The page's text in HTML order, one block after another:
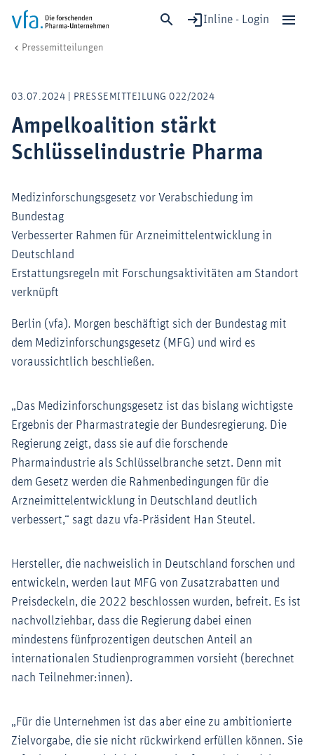
Inline - Login
Forschung & Entwicklung
Gesundheit & Versorgung
Wirtschaft & Standort
Digitalisierung & KI
Mitglied werden!
Medien
Pressemitteilungen
03.07.2024 | PRESSEMITTEILUNG 022/2024
Ampelkoalition stärkt
Schlüsselindustrie Pharma
Medizinforschungsgesetz vor Verabschiedung im
Bundestag
Verbesserter Rahmen für Arzneimittelentwicklung in
Deutschland
Erstattungsregeln mit Forschungsaktivitäten am Standort
verknüpft
Berlin (vfa). Morgen beschäftigt sich der Bundestag mit
dem Medizinforschungsgesetz (MFG) und wird es
voraussichtlich beschließen.
„Das Medizinforschungsgesetz ist das bislang wichtigste
Ergebnis der Pharmastrategie der Bundesregierung. Die
Regierung zeigt, dass sie auf die forschende
Pharmaindustrie als Schlüsselbranche setzt. Denn mit
dem Gesetz werden die Rahmenbedingungen für die
Arzneimittelentwicklung in Deutschland deutlich
verbessert,“ sagt dazu vfa-Präsident Han Steutel.
Hersteller, die nachweislich in Deutschland forschen und
entwickeln, werden laut MFG von Zusatzrabatten und
Preisdeckeln, die 2022 beschlossen wurden, befreit. Es ist
nachvollziehbar, dass die Regierung dabei einen
mindestens fünfprozentigen deutschen Anteil an
internationalen Studienprogrammen vorsieht (berechnet
nach Teilnehmer:innen).
„Für die Unternehmen ist das aber eine zu ambitionierte
Zielvorgabe, die sie nicht rückwirkend erfüllen können. Sie